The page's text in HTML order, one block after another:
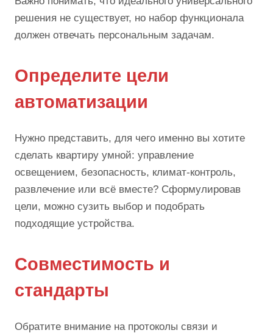
решения не существует, но набор функционала
должен отвечать персональным задачам.
Определите цели
автоматизации
Нужно представить, для чего именно вы хотите
сделать квартиру умной: управление
освещением, безопасность, климат-контроль,
развлечение или всё вместе? Сформулировав
цели, можно сузить выбор и подобрать
подходящие устройства.
Совместимость и
стандарты
Обратите внимание на протоколы связи и